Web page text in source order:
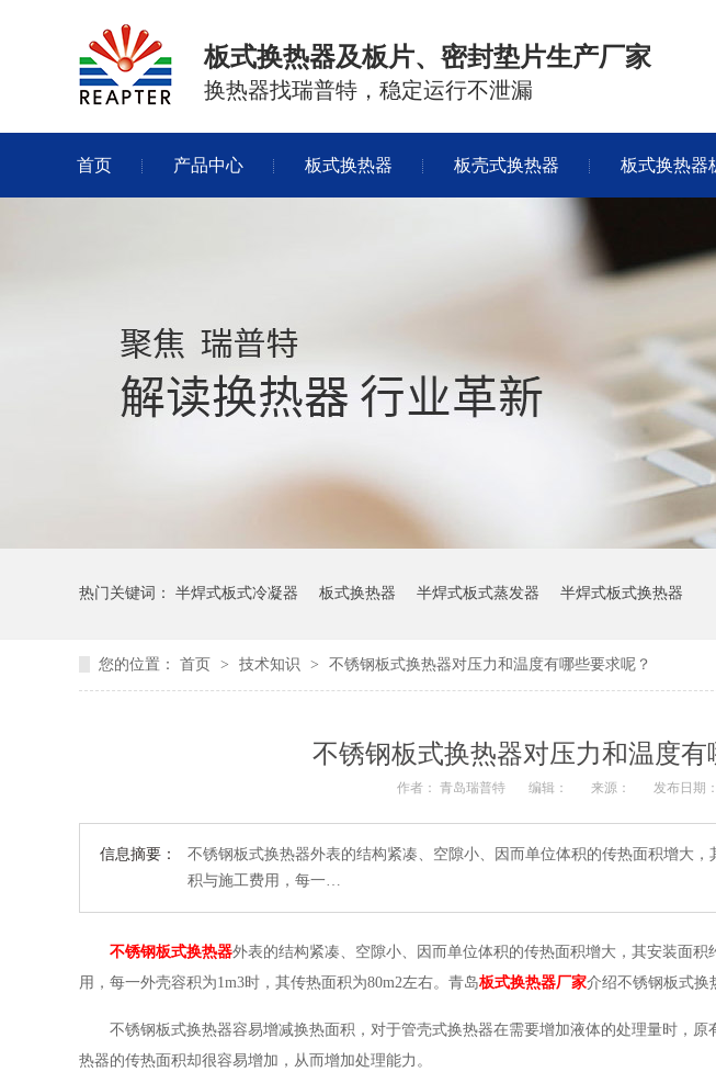
板式换热器及板片、密封垫片生产厂家
换热器找瑞普特，稳定运行不泄漏
首页 产品中心 板式换热器 板壳式换热器 板式换热器
热门关键词： 半焊式板式冷凝器 板式换热器 半焊式板式蒸发器 半焊式板式换热器
您的位置： 首页 > 技术知识 > 不锈钢板式换热器对压力和温度有哪些要求呢？
不锈钢板式换热器对压力和温度有
作者： 青岛瑞普特 编辑： 来源： 发布日期
信息摘要：
不锈钢板式换热器外表的结构紧凑、空隙小、因而单位体积的传热面积增大
积与施工费用，每一…
不锈钢板式换热器外表的结构紧凑、空隙小、因而单位体积的传热面积增大，其安装面
用，每一外壳容积为1m3时，其传热面积为80m2左右。青岛板式换热器厂家介绍不锈钢板式换
不锈钢板式换热器容易增减换热面积，对于管壳式换热器在需要增加液体的处理量时，原
热器的传热面积却很容易增加，从而增加处理能力。